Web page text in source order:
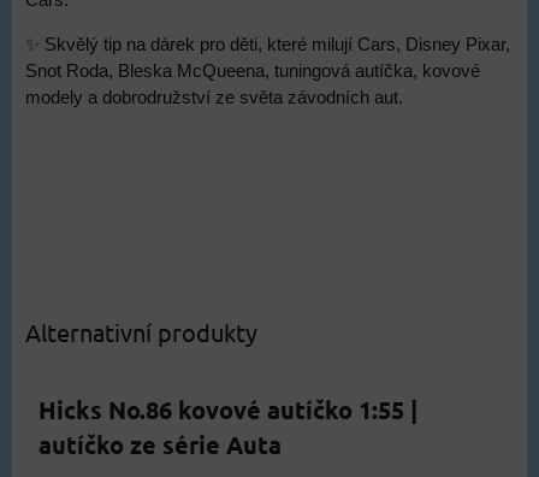
✨ Skvělý tip na dárek pro děti, které milují Cars, Disney Pixar,
Snot Roda, Bleska McQueena, tuningová autíčka, kovové
modely a dobrodružství ze světa závodních aut.
Alternativní produkty
Hicks No.86 kovové autíčko 1:55 |
autíčko ze série Auta